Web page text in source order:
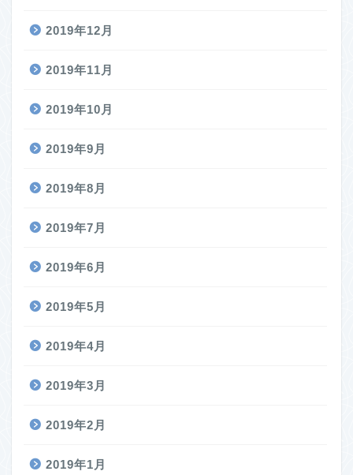
2019年12月
2019年11月
2019年10月
2019年9月
2019年8月
2019年7月
2019年6月
2019年5月
2019年4月
2019年3月
2019年2月
2019年1月